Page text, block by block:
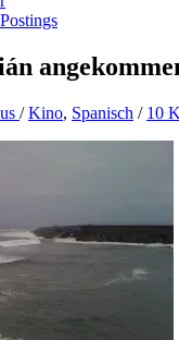
/Kino, Spanisch / 10